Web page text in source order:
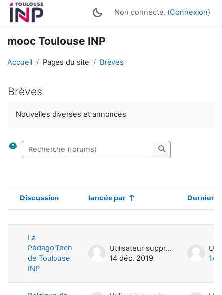
Passer au contenu principal
Non connecté. (Connexion)
mooc Toulouse INP
Accueil Pages du site Brèves
Brèves
Nouvelles diverses et annonces
Recherche (forums)
Recherche
Statut
Discussion lancée par Dernier
La
Pédago'Tech
de Toulouse
INP
Utilisateur supprimé
14 déc. 2019
14